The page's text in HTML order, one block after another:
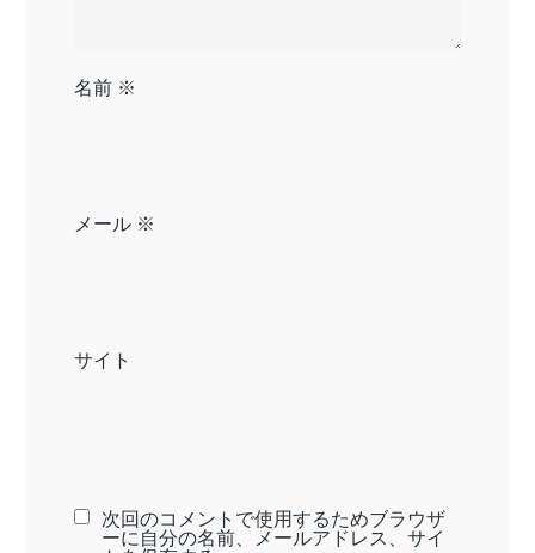
名前 ※
メール ※
サイト
次回のコメントで使用するためブラウザ
ーに自分の名前、メールアドレス、サイ